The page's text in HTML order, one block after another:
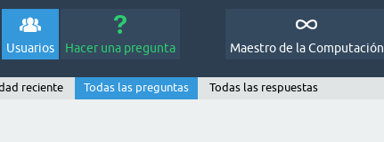
Usuarios Hacer una pregunta Maestro de la Computación
reciente Todas las preguntas Todas las respuestas